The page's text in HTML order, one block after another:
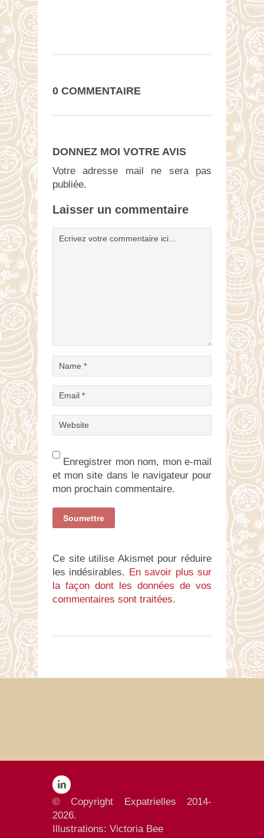
0 COMMENTAIRE
DONNEZ MOI VOTRE AVIS
Votre adresse mail ne sera pas
publiée.
Laisser un commentaire
Enregistrer mon nom, mon e-mail
et mon site dans le navigateur pour
mon prochain commentaire.
Ce site utilise Akismet pour réduire
les indésirables. En savoir plus sur
la façon dont les données de vos
commentaires sont traitées.
© Copyright Expatrielles 2014-
2026.
Illustrations: Victoria Bee